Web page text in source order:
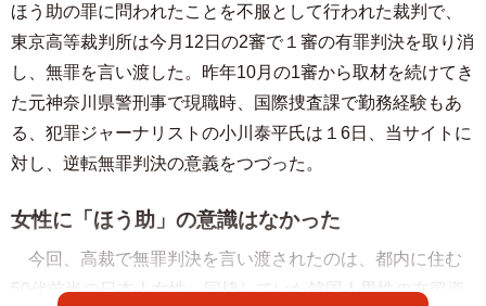
ほう助の罪に問われたことを不服として行われた裁判で、
東京高等裁判所は今月12日の2審で１審の有罪判決を取り消
し、無罪を言い渡した。昨年10月の1審から取材を続けてき
た元神奈川県警刑事で現職時、国際捜査課で勤務経験もあ
る、犯罪ジャーナリストの小川泰平氏は１6日、当サイトに
対し、逆転無罪判決の意義をつづった。
女性に「ほう助」の意識はなかった
今回、高裁で無罪判決を言い渡されたのは、都内に住む
50代前半の日本人女性。同棲していた韓国人男性の在留資